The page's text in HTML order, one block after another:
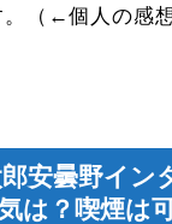
（←個人の感想
安曇野イン
は？喫煙は